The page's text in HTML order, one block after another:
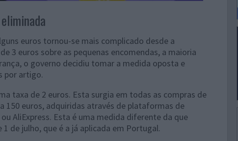
euros tornou-se mais complicado desde a
3 euros sobre as pequenas encomendas, a maioria
o governo decidiu tomar a medida oposta e
por artigo.
taxa de 2 euros. Esta surgia em todas as compras de
150 euros, adquiridas através de plataformas de
AliExpress. Esta é uma medida diferente da que
de julho, que é a já aplicada em Portugal.